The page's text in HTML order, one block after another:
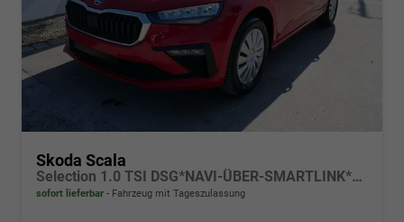
Skoda Scala
Selection 1.0 TSI DSG*NAVI-ÜBER-SMARTLINK*PDC-HI*LED*TEMPOMAT*SHZ*DAB*KLIMA
sofort lieferbar Fahrzeug mit Tageszulassung